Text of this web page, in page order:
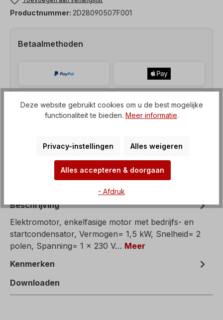
Productnummer: 2D28090507F001
Betaalmethoden
Beschrijving
Elektromotor, enkelfasige motor met bedrijfs- en
startcondensator, Vermogen= 1,5 kW, Snelheid= 2
polen, Spanning= 1 x 230 V… Meer
Kenmerken
Downloaden
Deze website gebruikt cookies om u de best mogelijke
functionaliteit te bieden. Meer informatie.
Privacy-instellingen Alles weigeren
Alles accepteren & doorgaan
- Afdruk